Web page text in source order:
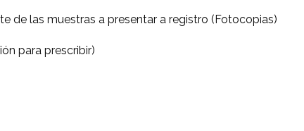
de las muestras a presentar a registro (Fotocopias)
para prescribir)